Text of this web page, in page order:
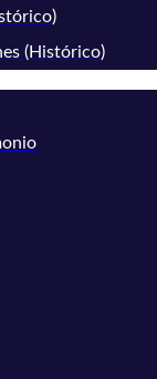
(Histórico)